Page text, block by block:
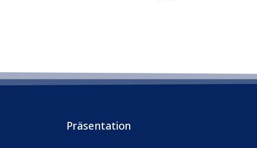
Präsentation